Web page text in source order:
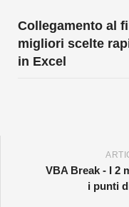
Collegamento al
migliori scelte
in Excel
VBA Break - I 2
i punti